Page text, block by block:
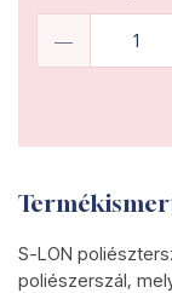
S-LON
poliészerszál,